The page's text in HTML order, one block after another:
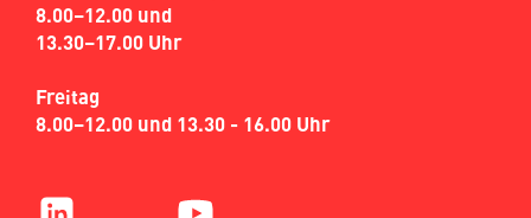
8.00–12.00 und
13.30–17.00 Uhr
Freitag
8.00–12.00 und 13.30 - 16.00 Uhr